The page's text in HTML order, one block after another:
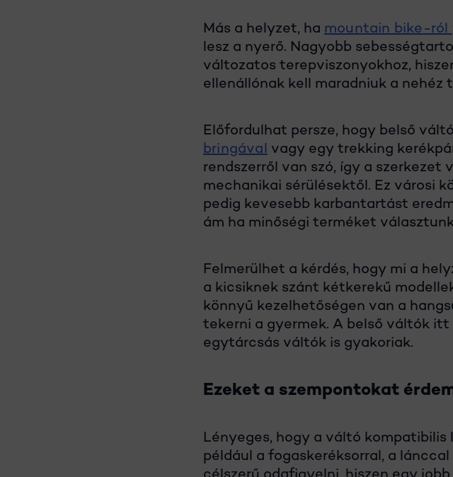
Más a helyzet, ha mountain bike-ról
lesz a nyerő. Nagyobb
változatos terepviszonyokhoz,
ellenállónak kell maradniuk a
Előfordulhat persze, hogy belső
bringávalvagy egy trekking
rendszerről van szó, így a szerkezet
mechanikai sérülésektől. Ez városi
pedig kevesebb karbantartást
ám ha minőségi terméket
Felmerülhet a kérdés, hogy mi a
a kicsiknek szánt kétkerekű
könnyű kezelhetőségen van a
tekerni a gyermek. A belső váltók
egytárcsás váltók is gyakoriak.
Ezeket a szempontokat
Lényeges, hogy a váltó
például a fogaskeréksorral, a